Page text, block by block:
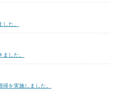
た。
した。
掃を実施しました。